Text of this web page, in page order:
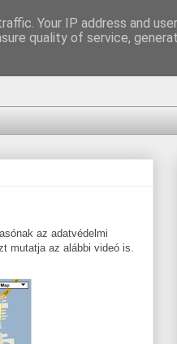
az adatvédelmi
mutatja az alábbi videó is.
Your IP address and
quality of service,